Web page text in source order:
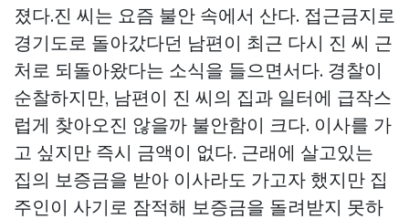
졌다.진 씨는 요즘 불안 속에서 산다. 접근금지로
경기도로 돌아갔다던 남편이 최근 다시 진 씨 근
처로 되돌아왔다는 소식을 들으면서다. 경찰이
순찰하지만, 남편이 진 씨의 집과 일터에 급작스
럽게 찾아오진 않을까 불안함이 크다. 이사를 가
고 싶지만 즉시 금액이 없다. 근래에 살고있는
집의 보증금을 받아 이사라도 가고자 했지만 집
주인이 사기로 잠적해 보증금을 돌려받지 못하